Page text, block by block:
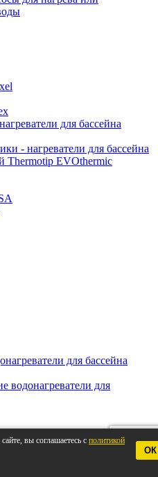
для бассейна
- нагреватели для бассейна
Thermotip EVOthermic
для бассейна
водонагреватели для
вы соглашаетесь с политикой
ОК